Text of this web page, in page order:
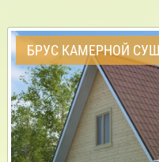
БРУС КАМЕРНОЙ